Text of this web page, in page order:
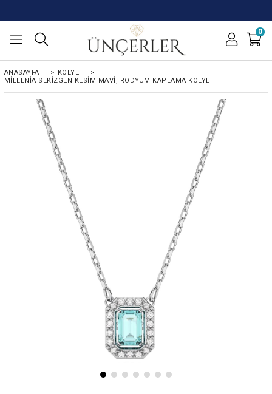
0
ANASAYFA > KOLYE
>
MILLENIA SEKIZGEN KESIM MAVI, RODYUM KAPLAMA KOLYE